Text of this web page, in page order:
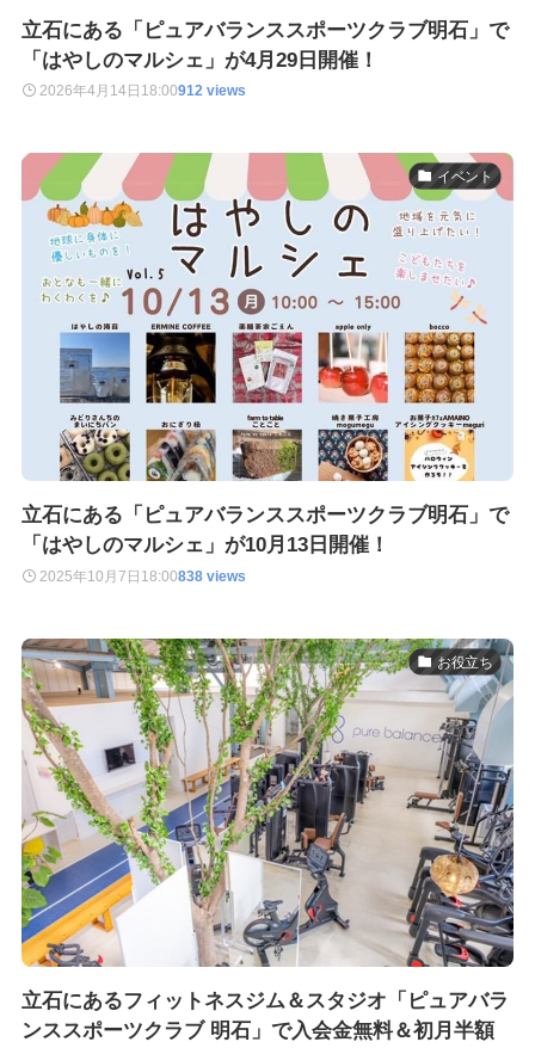
立石にある「ピュアバランススポーツクラブ明石」で
「はやしのマルシェ」が4月29日開催！
2026年4月14日 18:00912 views
イベント
立石にある「ピュアバランススポーツクラブ明石」で
「はやしのマルシェ」が10月13日開催！
2025年10月7日 18:00838 views
お役立ち
立石にあるフィットネスジム＆スタジオ「ピュアバラ
ンススポーツクラブ 明石」で入会金無料＆初月半額